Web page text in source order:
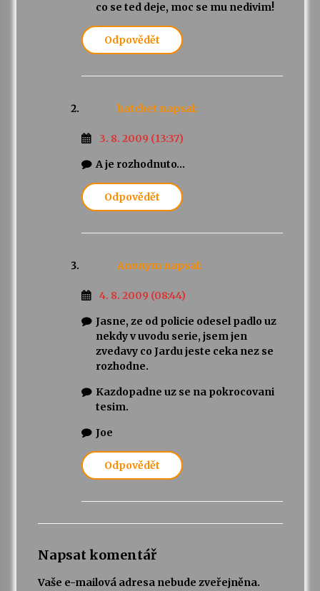
co se ted deje, moc se mu nedivim!
Odpovědět
hatchet napsal:
3. 8. 2009 (13:37)
A je rozhodnuto…
Odpovědět
Anonym napsal:
4. 8. 2009 (08:44)
Jasne, ze od policie odesel padlo uz
nekdy v uvodu serie, jsem jen
zvedavy co Jardu jeste ceka nez se
rozhodne.
Kazdopadne uz se na pokrocovani
tesim.
Joe
Odpovědět
Napsat komentář
Vaše e-mailová adresa nebude zveřejněna.